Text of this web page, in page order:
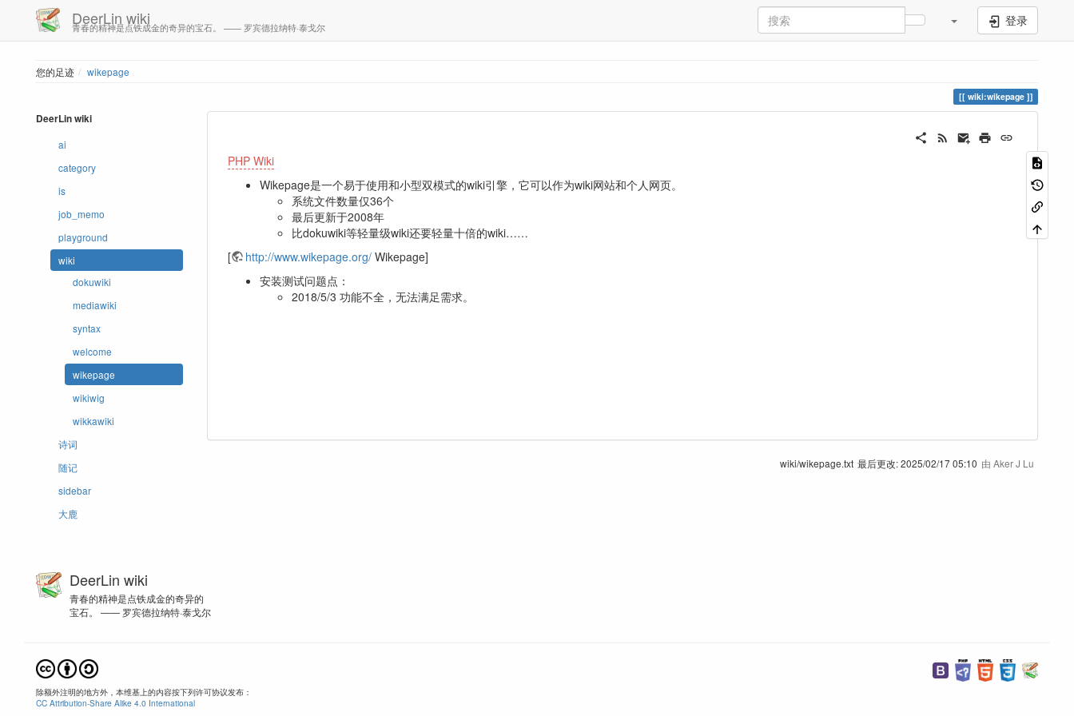
DeerLin wiki
青春的精神是点铁成金的奇异的宝石。 —— 罗宾德拉纳特·泰戈尔 登录
您的足迹 wikepage
wiki:wikepage
DeerLin wiki
ai
category
is
job_memo
playground
wiki
dokuwiki
mediawiki
syntax
welcome
wikepage
wikiwig
wikkawiki
诗词
随记
sidebar
大鹿
PHP Wiki
Wikepage是一个易于使用和小型双模式的wiki引擎，它可以作为wiki网站和个人网页。
系统文件数量仅36个
最后更新于2008年
比dokuwiki等轻量级wiki还要轻量十倍的wiki……
[
http://www.wikepage.org/ Wikepage]
安装测试问题点：
2018/5/3 功能不全，无法满足需求。
wiki/wikepage.txt 最后更改:2025/02/17 05:10 由 Aker J Lu
DeerLin wiki
青春的精神是点铁成金的奇异的
宝石。 —— 罗宾德拉纳特·泰戈尔
除额外注明的地方外，本维基上的内容按下列许可协议发布：
CC Attribution-Share Alike 4.0 International